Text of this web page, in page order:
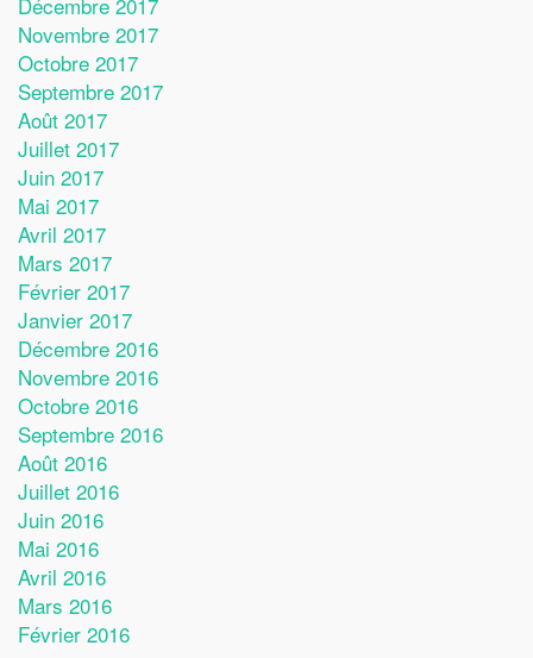
Novembre 2017
Octobre 2017
Septembre 2017
Août 2017
Juillet 2017
Juin 2017
Mai 2017
Avril 2017
Mars 2017
Février 2017
Janvier 2017
Décembre 2016
Novembre 2016
Octobre 2016
Septembre 2016
Août 2016
Juillet 2016
Juin 2016
Mai 2016
Avril 2016
Mars 2016
Février 2016